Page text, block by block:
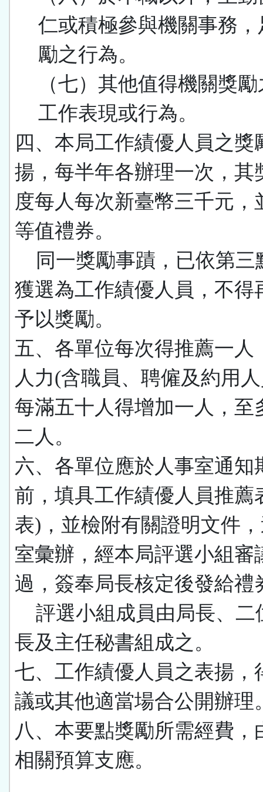
仁或積極參與機關事務，
勵之行為。
（七）其他值得機關獎
工作表現或行為。
四、本局工作績優人員之獎
揚，每半年各辦理一次，其
度每人每次新臺幣三千元，
等值禮券。
同一獎勵事蹟，已依第三
獲選為工作績優人員，不得
予以獎勵。
五、各單位每次得推薦一人
人力(含職員、聘僱及約用
每滿五十人得增加一人，至
二人。
六、各單位應於人事室通知
前，填具工作績優人員推薦
表) ，並檢附有關證明文件
室彙辦，經本局評選小組審
過，簽奉局長核定後發給禮
評選小組成員由局長、二
長及主任秘書組成之。
七、工作績優人員之表揚，
議或其他適當場合公開辦理
八、本要點獎勵所需經費，
相關預算支應。